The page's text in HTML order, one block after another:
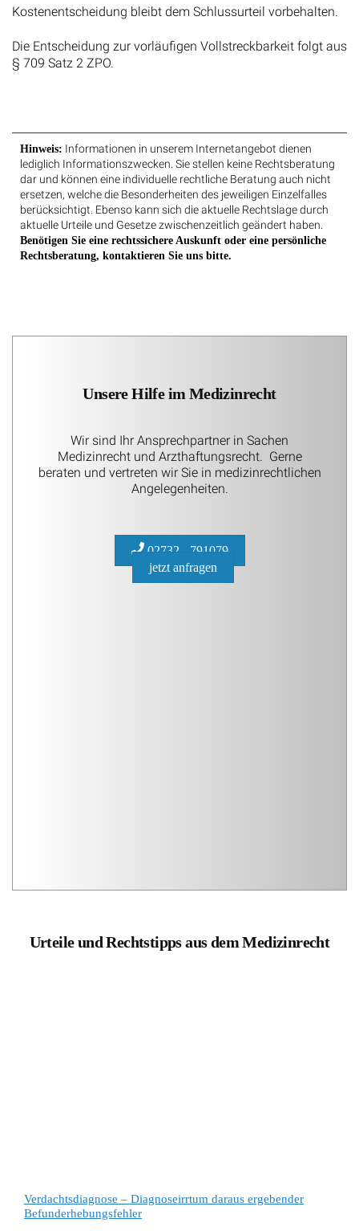
Kostenentscheidung bleibt dem Schlussurteil vorbehalten.
Die Entscheidung zur vorläufigen Vollstreckbarkeit folgt aus
§ 709 Satz 2 ZPO.
Hinweis: Informationen in unserem Internetangebot dienen
lediglich Informationszwecken. Sie stellen keine Rechtsberatung
dar und können eine individuelle rechtliche Beratung auch nicht
ersetzen, welche die Besonderheiten des jeweiligen Einzelfalles
berücksichtigt. Ebenso kann sich die aktuelle Rechtslage durch
aktuelle Urteile und Gesetze zwischenzeitlich geändert haben.
Benötigen Sie eine rechtssichere Auskunft oder eine persönliche
Rechtsberatung, kontaktieren Sie uns bitte.
Unsere Hilfe im Medizinrecht
Wir sind Ihr Ansprechpartner in Sachen
Medizinrecht und Arzthaftungsrecht. Gerne
beraten und vertreten wir Sie in medizinrechtlichen
Angelegenheiten.
02732 - 791079
jetzt anfragen
Urteile und Rechtstipps aus dem Medizinrecht
Verdachtsdiagnose – Diagnoseirrtum daraus ergebender
Befunderhebungsfehler